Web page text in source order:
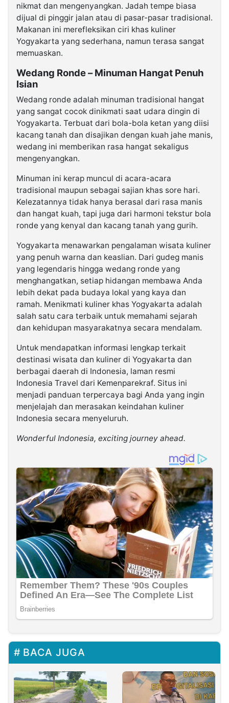
nikmat dan mengenyangkan. Jadah tempe biasa
dijual di pinggir jalan atau di pasar-pasar tradisional.
Makanan ini merefleksikan ciri khas kuliner
Yogyakarta yang sederhana, namun terasa sangat
memuaskan.
Wedang Ronde – Minuman Hangat Penuh
Isian
Wedang ronde adalah minuman tradisional hangat
yang sangat cocok dinikmati saat udara dingin di
Yogyakarta. Terbuat dari bola-bola ketan yang diisi
kacang tanah dan disajikan dengan kuah jahe manis,
wedang ini memberikan rasa hangat sekaligus
mengenyangkan.
Minuman ini kerap muncul di acara-acara
tradisional maupun sebagai sajian khas sore hari.
Kelezatannya tidak hanya berasal dari rasa manis
dan hangat kuah, tapi juga dari harmoni tekstur bola
ronde yang kenyal dan kacang tanah yang gurih.
Yogyakarta menawarkan pengalaman wisata kuliner
yang penuh warna dan keaslian. Dari gudeg manis
yang legendaris hingga wedang ronde yang
menghangatkan, setiap hidangan membawa Anda
lebih dekat pada budaya lokal yang kaya dan
ramah. Menikmati kuliner khas Yogyakarta adalah
salah satu cara terbaik untuk memahami sejarah
dan kehidupan masyarakatnya secara mendalam.
Untuk mendapatkan informasi lengkap terkait
destinasi wisata dan kuliner di Yogyakarta dan
berbagai daerah di Indonesia, laman resmi
Indonesia Travel dari Kemenparekraf. Situs ini
menjadi panduan terpercaya bagi Anda yang ingin
menjelajah dan merasakan keindahan kuliner
Indonesia secara menyeluruh.
Wonderful Indonesia, exciting journey ahead.
BACA JUGA